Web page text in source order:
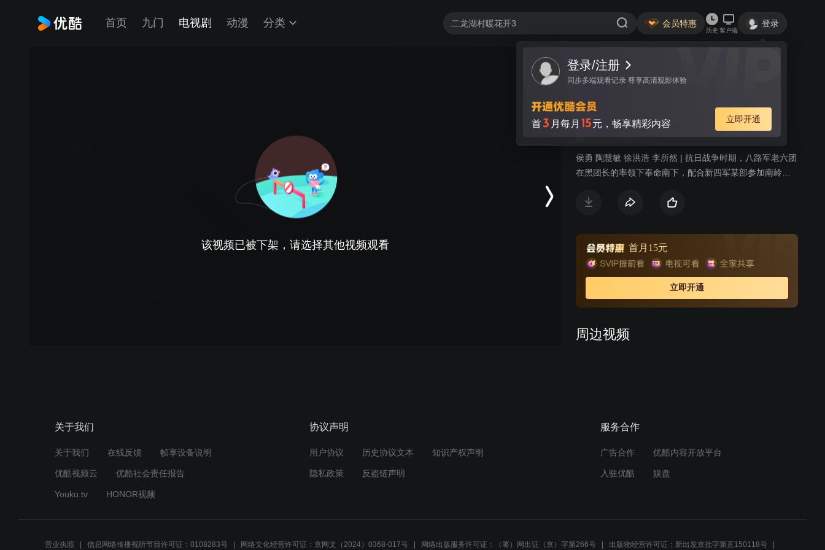
首页 九门 电视剧 动漫 分类 会员特惠
历史 客户端
登录
登录/注册
同步多端观看记录 尊享高清观影体验
首3 月每月 15元，畅享精彩内容 立即开通
该视频已被下架，请选择其他视频观看
视频 讨论
追日
侯勇 陶慧敏 徐洪浩 李所然 | 抗日战争时期，八路军老六团
在黑团长的率领下奉命南下，配合新四军某部参加南岭战
在新四军卫生所救治伤，由此认识了新四军卫生员马骏和
院的木村一郎医术高明，如能把他抓来，让他为黑团长做
手术，或许还有挽救的可能。新四军支队司令员当即下令
攻打日军高堡据点，抓回了日本军医木村，但他不肯为黑
做手术。不得已，孟所长只好在没有麻药的情况下为黑团
长做手术，黑的英勇气概打动了木村，他主动要求为黑动
首月15元
立即开通
周边视频
00:30
关于我们
关于我们 在线反馈 帧享设备说明
优酷视频云 优酷社会责任报告
Youku.tv HONOR视频
协议声明
用户协议 历史协议文本 知识产权声明
隐私政策 反盗链声明
服务合作
广告合作 优酷内容开放平台
入驻优酷 娱盘
营业执照 信息网络传播视听节目许可证：0108283号 网络文化经营许可证：京网文（2024）0368-017号 网络出版服务许可证：（署）网出证（京）字第266号 出版物经营许可证：新出发京批字第直150118号